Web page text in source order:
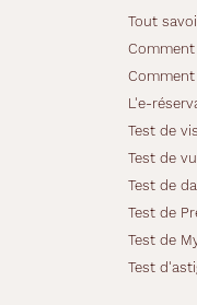
Tout
L'e-
Test de
Test de
Test de
Test de
Test de
Test